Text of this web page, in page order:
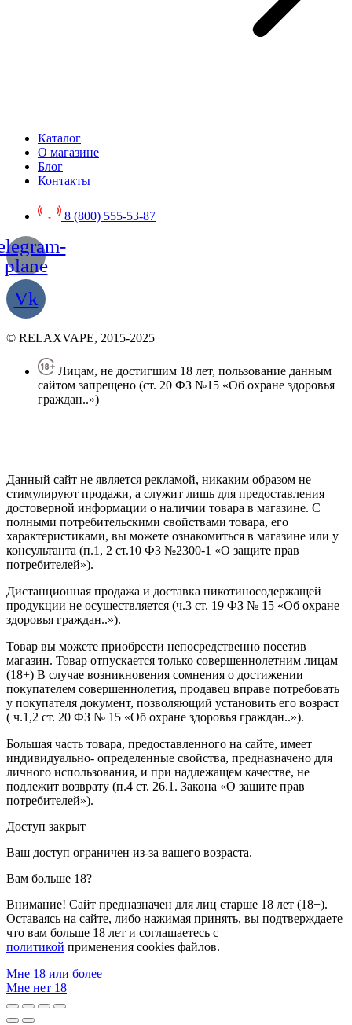
Каталог
О магазине
Блог
Контакты
8 (800) 555-53-87
plane
Vk
© RELAXVAPE, 2015-2025
Лицам, не достигшим 18 лет, пользование данным
сайтом запрещено (ст. 20 ФЗ №15 «Об охране здоровья
граждан..»)
Данный сайт не является рекламой, никаким образом не
стимулируют продажи, а служит лишь для предоставления
достоверной информации о наличии товара в магазине. С
полными потребительскими свойствами товара, его
характеристиками, вы можете ознакомиться в магазине или у
консультанта (п.1, 2 ст.10 ФЗ №2300-1 «О защите прав
потребителей»).
Дистанционная продажа и доставка никотиносодержащей
продукции не осуществляется (ч.3 ст. 19 ФЗ № 15 «Об охране
здоровья граждан..»).
Товар вы можете приобрести непосредственно посетив
магазин. Товар отпускается только совершеннолетним лицам
(18+) В случае возникновения сомнения о достижении
покупателем совершеннолетия, продавец вправе потребовать
у покупателя документ, позволяющий установить его возраст
( ч.1,2 ст. 20 ФЗ № 15 «Об охране здоровья граждан..»).
Большая часть товара, предоставленного на сайте, имеет
индивидуально- определенные свойства, предназначено для
личного использования, и при надлежащем качестве, не
подлежит возврату (п.4 ст. 26.1. Закона «О защите прав
потребителей»).
Доступ закрыт
Ваш доступ ограничен из-за вашего возраста.
Вам больше 18?
Внимание! Сайт предназначен для лиц старше 18 лет (18+).
Оставаясь на сайте, либо нажимая принять, вы подтверждаете
что вам больше 18 лет и соглашаетесь с
политикой применения cookies файлов.
Мне 18 или более
Мне нет 18